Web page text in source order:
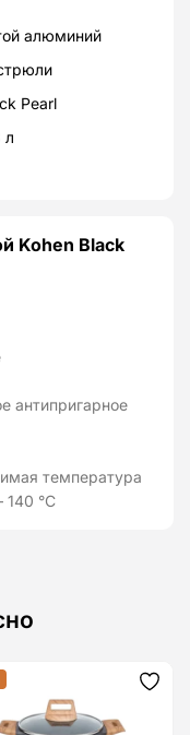
алюминий
Pearl
л
Kohen Black
антипригарное
температура
140 °C